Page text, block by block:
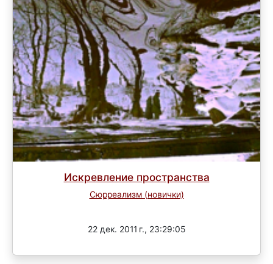
Искревление пространства
Сюрреализм (новички)
22 дек. 2011 г., 23:29:05